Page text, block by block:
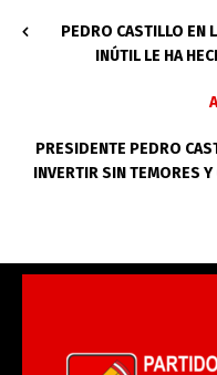
PEDRO CASTILLO EN
INÚTIL LE HA
PRESIDENTE PEDRO
INVERTIR SIN TEMORES